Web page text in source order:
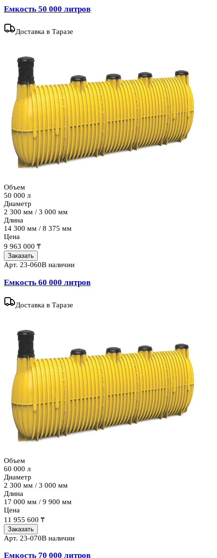
Емкость 50 000 литров
Доставка в Таразе
Объем
50 000 л
Диаметр
2 300 мм / 3 000 мм
Длина
14 300 мм / 8 375 мм
Цена
9 963 000 ₸
Заказать
Арт. 23-060В наличии
Емкость 60 000 литров
Доставка в Таразе
Объем
60 000 л
Диаметр
2 300 мм / 3 000 мм
Длина
17 000 мм / 9 900 мм
Цена
11 955 600 ₸
Заказать
Арт. 23-070В наличии
Емкость 70 000 литров